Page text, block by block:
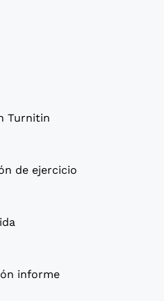
Turnitin
de ejercicio
informe